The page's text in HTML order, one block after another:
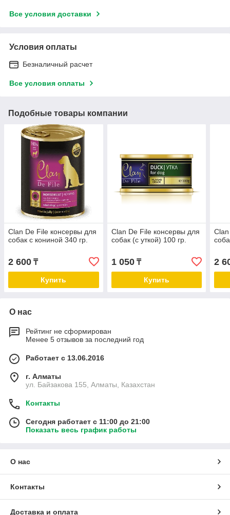
Все условия доставки
Условия оплаты
Безналичный расчет
Все условия оплаты
Подобные товары компании
Clan De File консервы для
собак с кониной 340 гр.
2 600 ₸
Купить
Clan De File консервы для
собак (с уткой) 100 гр.
1 050₸
Купить
2
О нас
Рейтинг не сформирован
Менее 5 отзывов за последний год
Работает с 13.06.2016
г. Алматы
ул. Байзакова 155, Алматы, Казахстан
Контакты
Сегодня работает с 11:00 до 21:00
Показать весь график работы
О нас
Контакты
Доставка и оплата